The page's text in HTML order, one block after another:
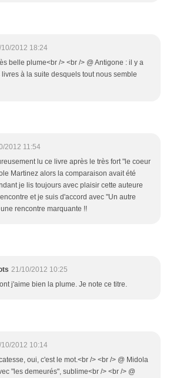
2012 18:24
belle plume<br /> <br /> @ Antigone : il y a
à la suite desquels tout nous semble
2012 11:54
lu ce livre après le très fort "le coeur
Martinez alors la comparaison avait été
je lis toujours avec plaisir cette auteure
et je suis d'accord avec "Un autre
rencontre marquante !!
21/10/2012 10:25
j'aime bien la plume. Je note ce titre.
2012 10:14
oui, c'est le mot.<br /> <br /> @ Midola
"les demeurés", sublime<br /> <br /> @